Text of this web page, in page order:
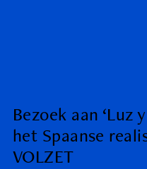
Bezoek aan ‘Luz
het Spaanse
VOLZET